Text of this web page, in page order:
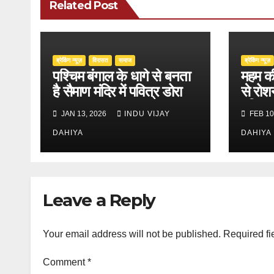
Related Post
ब्रेकिंग न्यूज़ ‍‍विरासत समाज
पश्चिम बंगाल के धागे से बनता
है सैमाण मंदिर में पवित्र डोरा
JAN 13, 2026 INDU VIJAY
DAHIYA
ब्रेकिंग न्यूज़
महम
से
दुनिया
FEB
DAHIYA
Leave a Reply
Your email address will not be published. Required
Comment*